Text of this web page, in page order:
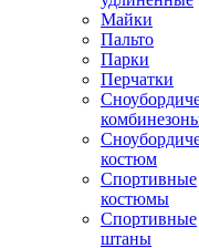
Майки
Пальто
Парки
Перчатки
костюм
Спортивные
костюмы
Спортивные
штаны